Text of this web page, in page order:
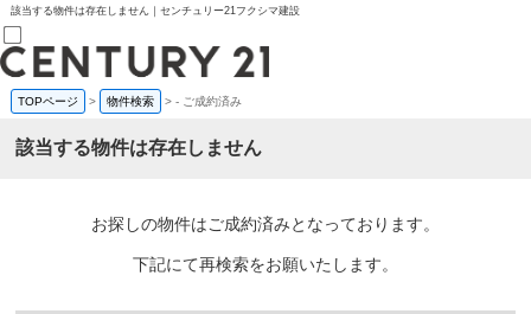
該当する物件は存在しません｜センチュリー21フクシマ建設
売買部
0120-800-844
賃貸部
会員メニュー
TOPページ > 物件検索 >- ご成約済み
該当する物件は存在しません
お探しの物件はご成約済みとなっております。
下記にて再検索をお願いたします。